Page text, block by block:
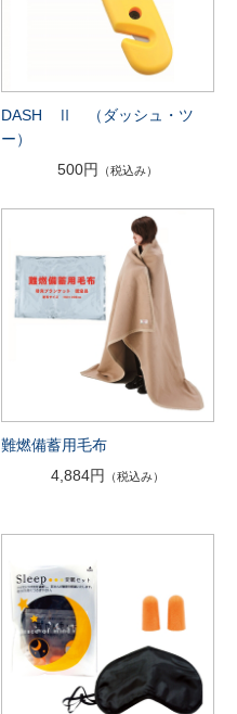
DASH Ⅱ （ダッシュ・ツ
ー）
500円
（税込み）
難燃備蓄用毛布
4,884円
（税込み）